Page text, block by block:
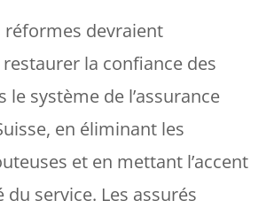
réformes devraient
la confiance des
le système de l’assurance
en éliminant les
et en mettant l’accent
du service. Les assurés